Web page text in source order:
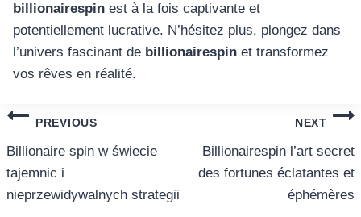
billionairespin est à la fois captivante et
potentiellement lucrative. N’hésitez plus, plongez dans
l’univers fascinant de billionairespin et transformez
vos rêves en réalité.
แนะแนว
เรื่อง
PREVIOUS
Billionaire spin w świecie
tajemnic i
nieprzewidywalnych strategii
NEXT
Billionairespin l’art secret
des fortunes éclatantes et
éphémères